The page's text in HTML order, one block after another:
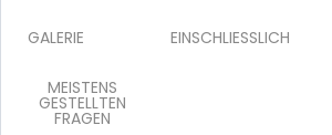
GALERIE EINSCHLIESSLICH
MEISTENS
GESTELLTEN
FRAGEN